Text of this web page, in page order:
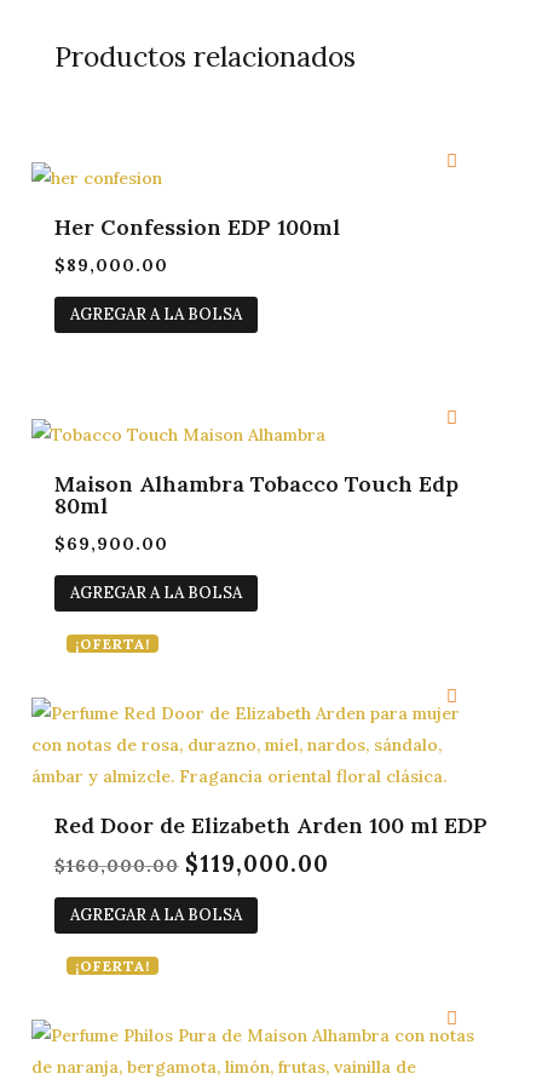
Productos relacionados
Her Confession EDP 100ml
$89,000.00
AGREGAR A LA BOLSA
Maison Alhambra Tobacco Touch Edp
80ml
$69,900.00
AGREGAR A LA BOLSA
¡OFERTA!
Red Door de Elizabeth Arden 100 ml EDP
$160,000.00 El
precio
original
$119,000.00
AGREGAR A LA BOLSA
¡OFERTA!